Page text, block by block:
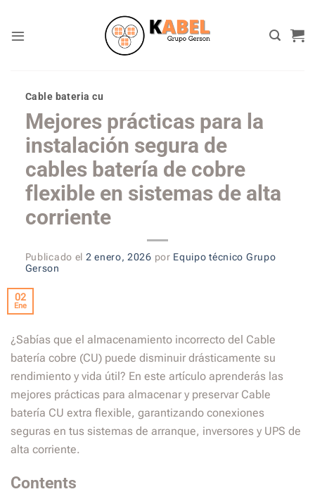
content
Cable bateria cu
Mejores prácticas para la
instalación segura de
cables batería de cobre
flexible en sistemas de alta
corriente
Publicado el 2 enero, 2026 por Equipo técnico Grupo
Gerson
02
Ene
¿Sabías que el almacenamiento incorrecto del Cable
batería cobre (CU) puede disminuir drásticamente su
rendimiento y vida útil? En este artículo aprenderás las
mejores prácticas para almacenar y preservar Cable
batería CU extra flexible, garantizando conexiones
seguras en tus sistemas de arranque, inversores y UPS de
alta corriente.
Contents